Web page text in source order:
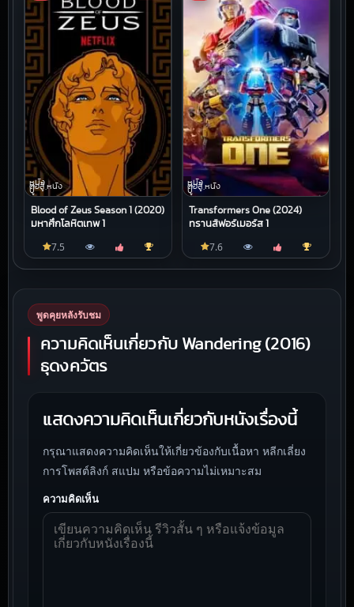
หนัง
ต่อสู้,หนัง
บู๊
Blood of Zeus Season 1 (2020)
มหาศึกโลหิตเทพ 1
7.5
หนัง
ต่อสู้,หนัง
บู๊
Transformers One (2024)
ทรานส์ฟอร์เมอร์ส 1
7.6
พูดคุยหลังรับชม
ความคิดเห็นเกี่ยวกับ Wandering (2016)
ธุดงควัตร
แสดงความคิดเห็นเกี่ยวกับหนังเรื่องนี้
กรุณาแสดงความคิดเห็นให้เกี่ยวข้องกับเนื้อหา หลีกเลี่ยง
การโพสต์ลิงก์ สแปม หรือข้อความไม่เหมาะสม
ความคิดเห็น